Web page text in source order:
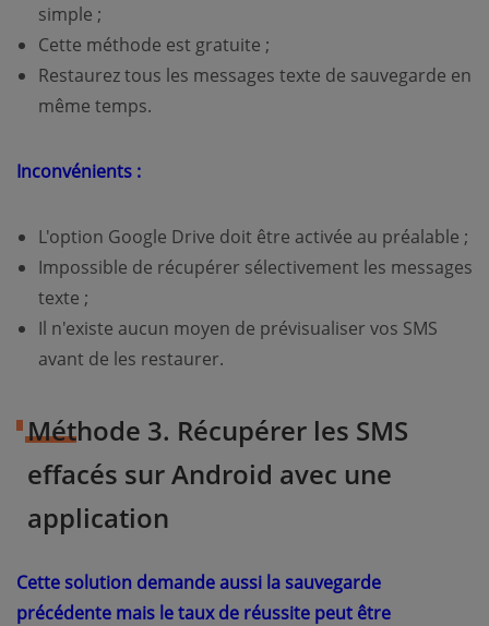
simple ;
Cette méthode est gratuite ;
Restaurez tous les messages texte de sauvegarde en
même temps.
Inconvénients :
L'option Google Drive doit être activée au préalable ;
Impossible de récupérer sélectivement les messages
texte ;
Il n'existe aucun moyen de prévisualiser vos SMS
avant de les restaurer.
Méthode 3. Récupérer les SMS
effacés sur Android avec une
application
Cette solution demande aussi la sauvegarde
précédente mais le taux de réussite peut être